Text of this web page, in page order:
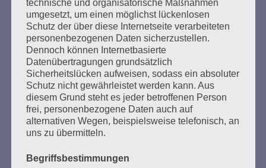
Esther Bejarano
SUCHEN
technische und organisatorische Maßnahmen
umgesetzt, um einen möglichst lückenlosen
Schutz der über diese Internetseite verarbeiteten
personenbezogenen Daten sicherzustellen.
Dennoch können Internetbasierte
Datenübertragungen grundsätzlich
Sicherheitslücken aufweisen, sodass ein absoluter
Schutz nicht gewährleistet werden kann. Aus
diesem Grund steht es jeder betroffenen Person
frei, personenbezogene Daten auch auf
alternativen Wegen, beispielsweise telefonisch, an
uns zu übermitteln.
Begriffsbestimmungen